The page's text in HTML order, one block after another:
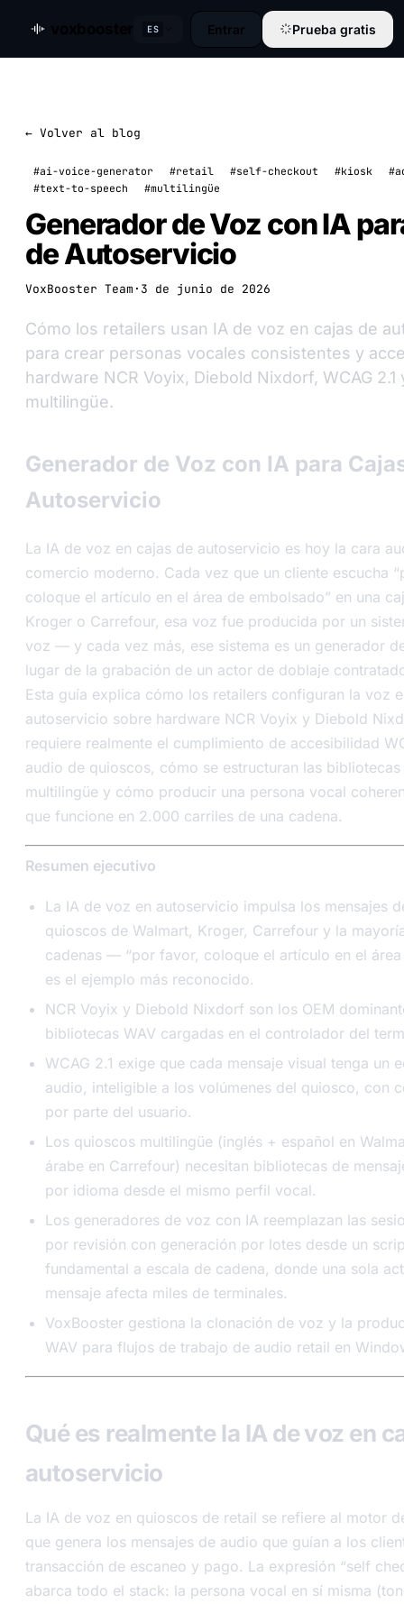
ES Entrar Prueba gratis
← Volver al blog
#ai-voice-generator #retail #self-checkout #kiosk
#text-to-speech
#multilingüe
Generador de Voz con IA
de Autoservicio
VoxBooster Team · 3 de junio de 2026
Cómo los retailers usan IA de voz en cajas de
para crear personas vocales consistentes y
hardware NCR Voyix, Diebold Nixdorf, WCAG 2.1
multilingüe.
Generador de Voz con IA para
Autoservicio
La IA de voz en cajas de autoservicio es hoy la cara
comercio moderno. Cada vez que un cliente escucha
coloque el artículo en el área de embolsado” en una
Kroger o Carrefour, esa voz fue producida por un
voz — y cada vez más, ese sistema es un generador
lugar de la grabación de un actor de doblaje
Esta guía explica cómo los retailers configuran la voz
autoservicio sobre hardware NCR Voyix y Diebold
requiere realmente el cumplimiento de accesibilidad
audio de quioscos, cómo se estructuran las bibliotecas
multilingüe y cómo producir una persona vocal
que funcione en 2.000 carriles de una cadena.
Resumen ejecutivo
La IA de voz en autoservicio impulsa los mensajes
quioscos de Walmart, Kroger, Carrefour y la
cadenas — “por favor, coloque el artículo en el
es el ejemplo más reconocido.
NCR Voyix y Diebold Nixdorf son los OEM
bibliotecas WAV cargadas en el controlador del
WCAG 2.1 exige que cada mensaje visual tenga un
audio, inteligible a los volúmenes del quiosco, con
por parte del usuario.
Los quioscos multilingüe (inglés + español en
árabe en Carrefour) necesitan bibliotecas de
por idioma desde el mismo perfil vocal.
Los generadores de voz con IA reemplazan las
por revisión con generación por lotes desde un
fundamental a escala de cadena, donde una sola
mensaje afecta miles de terminales.
VoxBooster gestiona la clonación de voz y la
WAV para flujos de trabajo de audio retail en
Qué es realmente la IA de voz en
autoservicio
La IA de voz en quioscos de retail se refiere al motor
que genera los mensajes de audio que guían a los
transacción de escaneo y pago. La expresión “self
abarca todo el stack: la persona vocal en sí misma